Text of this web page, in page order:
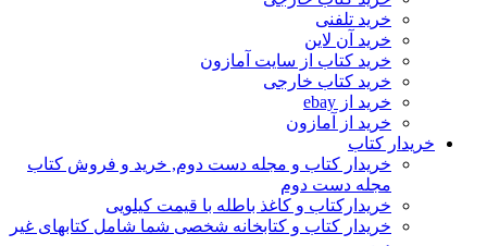
خرید تلفنی
خرید آن لاین
خرید کتاب از سایت آمازون
خرید کتاب خارجی
خرید از ebay
خرید از آمازون
خریدار کتاب
خریدار کتاب و مجله دست دوم, خرید و فروش کتاب
مجله دست دوم
خریدارکتاب و کاغذ باطله با قیمت کیلویی
خریدار کتاب و کتابخانه شخصی شما شامل کتابهای غیر